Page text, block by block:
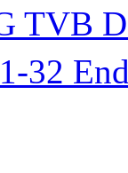
TVB
32